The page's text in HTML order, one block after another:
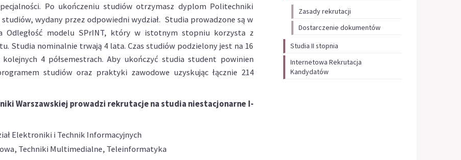
Zasady rekrutacji
Dostarczenie dokumentów
Studia II stopnia
Internetowa Rekrutacja
Kandydatów
Po ukończeniu studiów otrzymasz dyplom Politechniki
wydany przez odpowiedni wydział. Studia prowadzone są w
Odległość modelu SPrINT, który w istotnym stopniu korzysta z
Studia nominalnie trwają 4 lata. Czas studiów podzielony jest na 16
4 półsemestrach. Aby ukończyć studia student powinien
studiów oraz praktyki zawodowe uzyskując łącznie 214
Warszawskiej prowadzi rekrutacje na studia niestacjonarne I-
Elektroniki i Technik Informacyjnych
Techniki Multimedialne, Teleinformatyka